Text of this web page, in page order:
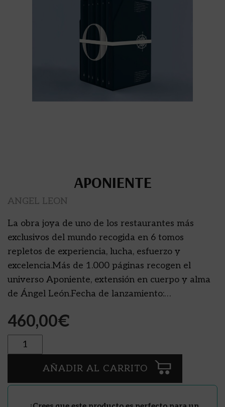
APONIENTE
ANGEL LEON
La obra joya de uno de los restaurantes más
exclusivos del mundo recogida en 6 tomos
repletos de experiencia, lucha, esfuerzo y
excelencia.Más de 1.000 páginas recogen el
universo Aponiente, extensión en cuerpo y alma
de Ángel León.Fecha de lanzamiento:…
460,00€
Cantidad
AÑADIR AL CARRITO